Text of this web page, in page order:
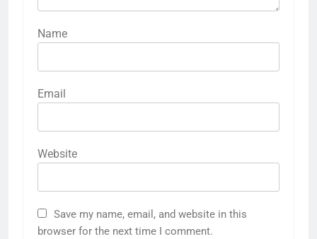
Name
Email
Website
Save my name, email, and website in this
browser for the next time I comment.